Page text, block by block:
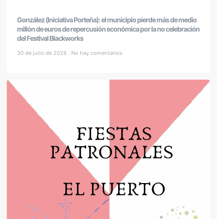
González (Iniciativa Porteña): el municipio pierde más de medio
millón de euros de repercusión económica por la no celebración
del Festival Blackworks
30 de julio de 2026 No hay comentarios